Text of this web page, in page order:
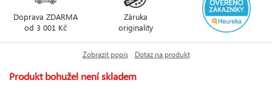
Doprava ZDARMA
od 3 001 Kč
Záruka
originality
Zobrazit popis Dotaz na produkt
Produkt bohužel není skladem